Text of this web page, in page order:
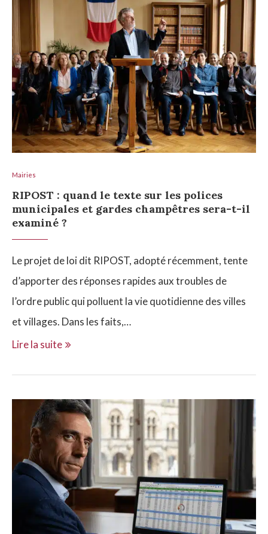
Mairies
RIPOST : quand le texte sur les polices
municipales et gardes champêtres sera-t-il
examiné ?
Le projet de loi dit RIPOST, adopté récemment, tente
d’apporter des réponses rapides aux troubles de
l’ordre public qui polluent la vie quotidienne des villes
et villages. Dans les faits,…
Lire la suite